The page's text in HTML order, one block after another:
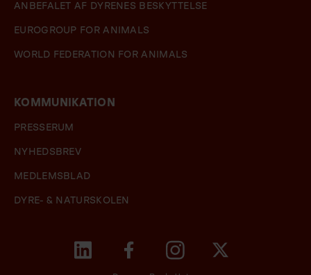
ANBEFALET AF DYRENES BESKYTTELSE
EUROGROUP FOR ANIMALS
WORLD FEDERATION FOR ANIMALS
KOMMUNIKATION
PRESSERUM
NYHEDSBREV
MEDLEMSBLAD
DYRE- & NATURSKOLEN